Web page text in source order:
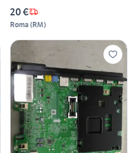
20 €
Roma (RM)